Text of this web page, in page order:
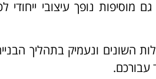
נופך עיצובי ייחודי
השונים ונעמיק בתהליך